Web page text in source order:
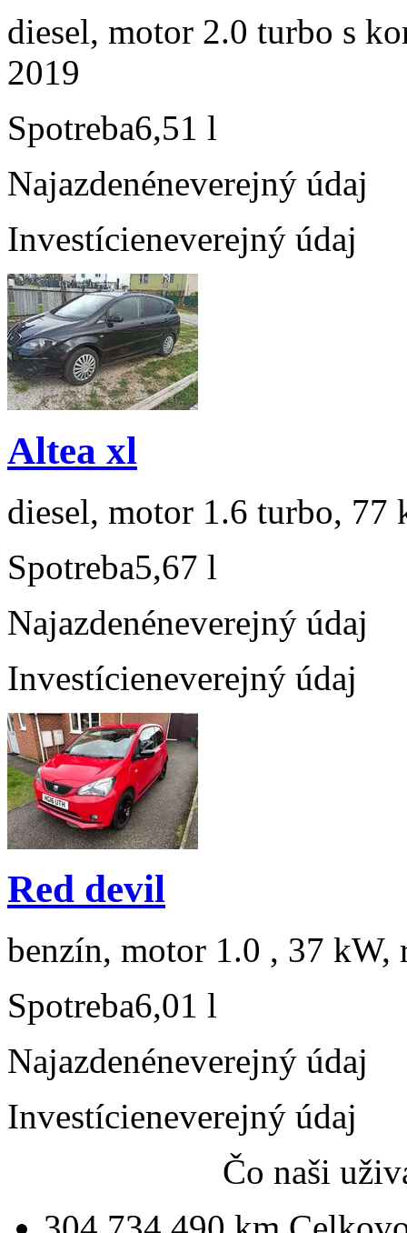
diesel, motor 2.0 turbo s
2019
Spotreba6,51 l
Najazdenéneverejný údaj
Investícieneverejný údaj
Altea xl
diesel, motor 1.6 turbo, 77
Spotreba5,67 l
Najazdenéneverejný údaj
Investícieneverejný údaj
Red devil
benzín, motor 1.0 , 37 kW,
Spotreba6,01 l
Najazdenéneverejný údaj
Investícieneverejný údaj
Čo naši